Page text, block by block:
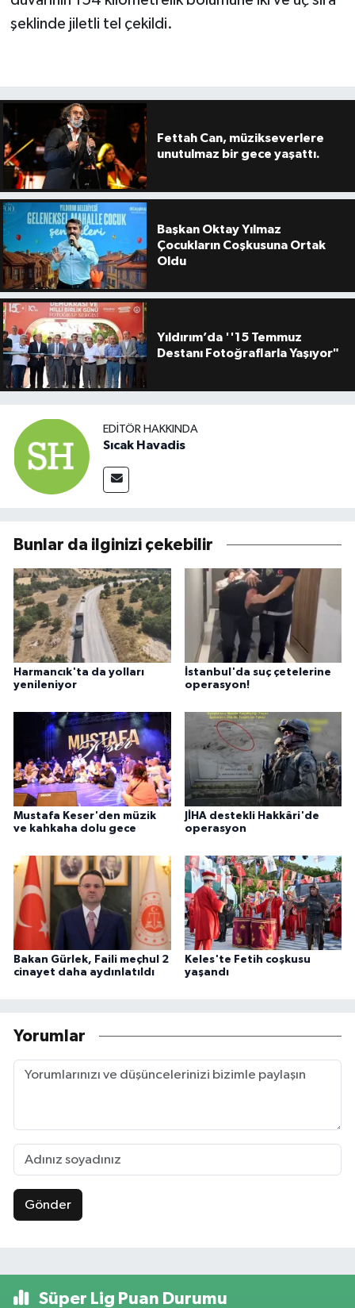
şeklinde jiletli tel çekildi.
Fettah Can, müzikseverlere
unutulmaz bir gece yaşattı.
Başkan Oktay Yılmaz
Çocukların Coşkusuna Ortak
Oldu
Yıldırım’da ''15 Temmuz
Destanı Fotoğraflarla Yaşıyor"
EDITÖR HAKKINDA
Sıcak Havadis
Bunlar da ilginizi çekebilir
Harmancık'ta da yolları
yenileniyor
İstanbul'da suç çetelerine
operasyon!
Mustafa Keser'den müzik
ve kahkaha dolu gece
JİHA destekli Hakkâri'de
operasyon
Bakan Gürlek, Faili meçhul 2
cinayet daha aydınlatıldı
Keles'te Fetih coşkusu
yaşandı
Yorumlar
Gönder
Süper Lig Puan Durumu